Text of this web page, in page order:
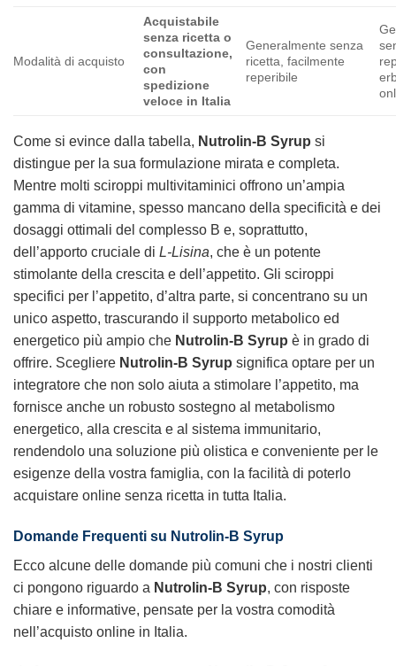
Modalità di acquisto
Acquistabile
senza ricetta o
consultazione,
con
spedizione
veloce in Italia
Generalmente senza
ricetta, facilmente
reperibile
Come si evince dalla tabella, Nutrolin-B Syrup si
distingue per la sua formulazione mirata e completa.
Mentre molti sciroppi multivitaminici offrono un’ampia
gamma di vitamine, spesso mancano della specificità e dei
dosaggi ottimali del complesso B e, soprattutto,
dell’apporto cruciale di L-Lisina, che è un potente
stimolante della crescita e dell’appetito. Gli sciroppi
specifici per l’appetito, d’altra parte, si concentrano su un
unico aspetto, trascurando il supporto metabolico ed
energetico più ampio che Nutrolin-B Syrup è in grado di
offrire. Scegliere Nutrolin-B Syrup significa optare per un
integratore che non solo aiuta a stimolare l’appetito, ma
fornisce anche un robusto sostegno al metabolismo
energetico, alla crescita e al sistema immunitario,
rendendolo una soluzione più olistica e conveniente per le
esigenze della vostra famiglia, con la facilità di poterlo
acquistare online senza ricetta in tutta Italia.
Domande Frequenti su Nutrolin-B Syrup
Ecco alcune delle domande più comuni che i nostri clienti
ci pongono riguardo a Nutrolin-B Syrup, con risposte
chiare e informative, pensate per la vostra comodità
nell’acquisto online in Italia.